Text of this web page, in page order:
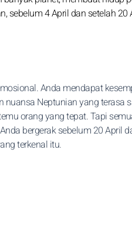
sebelum 4 April dan setelah 20
Anda mendapat
nuansa Neptunian yang terasa
orang yang tepat. Tapi
bergerak sebelum 20 April
terkenal itu.